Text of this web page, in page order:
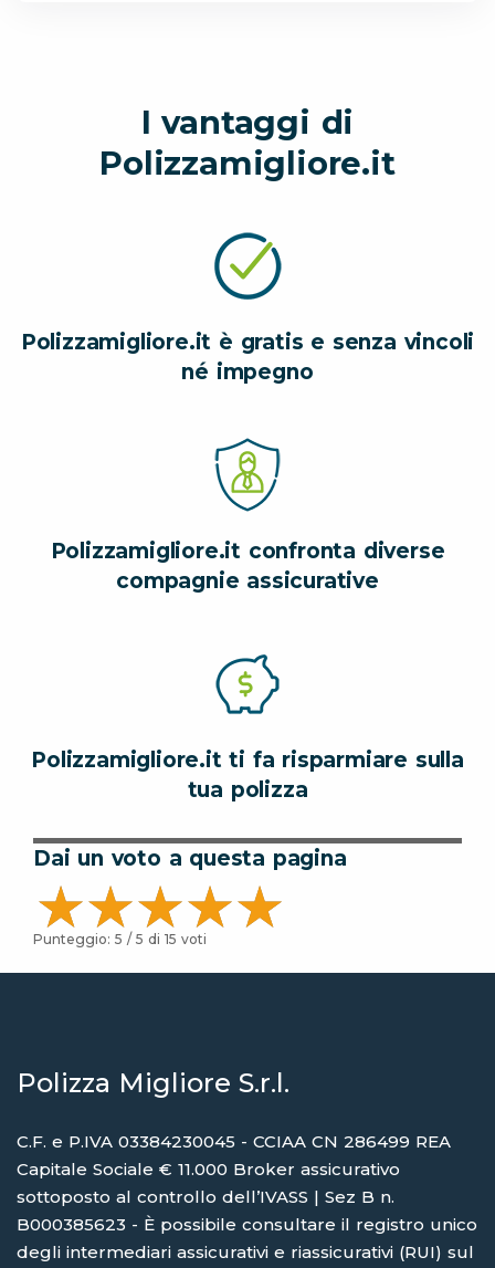
I vantaggi di
Polizzamigliore.it
Polizzamigliore.it è gratis e senza vincoli
né impegno
Polizzamigliore.it confronta diverse
compagnie assicurative
Polizzamigliore.it ti fa risparmiare sulla
tua polizza
Dai un voto a questa pagina
Punteggio: 5 / 5 di 15 voti
Polizza Migliore S.r.l.
C.F. e P.IVA 03384230045 - CCIAA CN 286499 REA
Capitale Sociale € 11.000 Broker assicurativo
sottoposto al controllo dell’IVASS | Sez B n.
B000385623 - È possibile consultare il registro unico
degli intermediari assicurativi e riassicurativi (RUI) sul